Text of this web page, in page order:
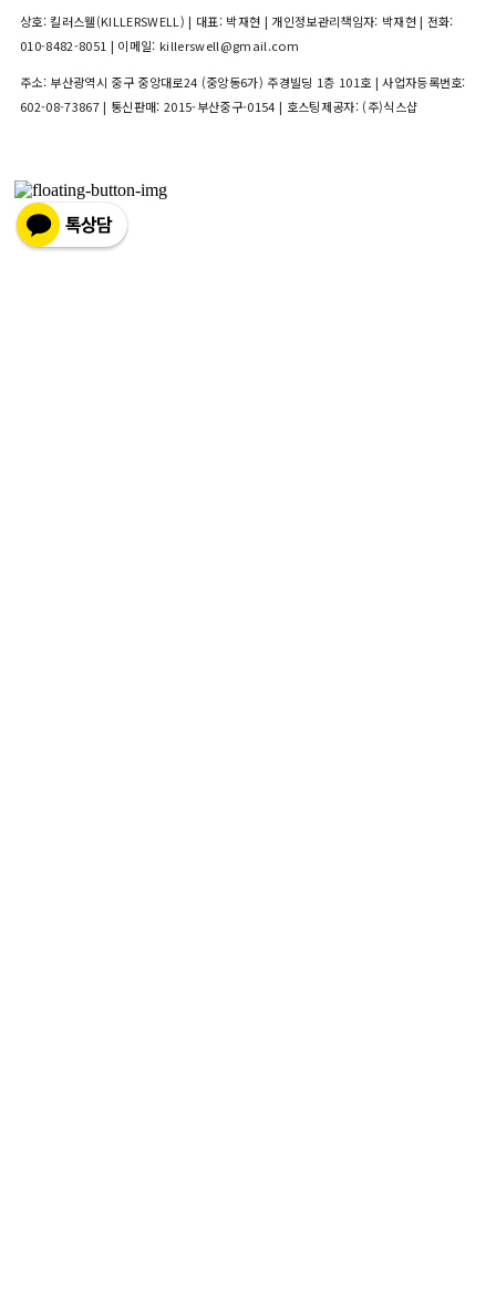
상호: 킬러스웰(KILLERSWELL) | 대표: 박재현 | 개인정보관리책임자: 박재현 | 전화:
010-8482-8051 | 이메일: killerswell@gmail.com
주소: 부산광역시 중구 중앙대로24 (중앙동6가) 주경빌딩 1층 101호 | 사업자등록번호:
602-08-73867| 통신판매: 2015-부산중구-0154 | 호스팅제공자: (주)식스샵